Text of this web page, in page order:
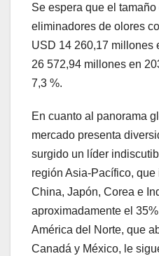
Se espera que el
eliminadores de olores
USD 14 260,17 millones
26 572,94 millones en
7,3 %.
En cuanto al panorama
mercado presenta
surgido un líder
región Asia-Pacífico,
China, Japón, Corea e
aproximadamente el
América del Norte, que
Canadá y México, le